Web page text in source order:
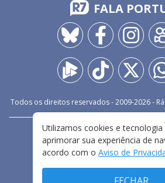
FALA
Todos os direitos reservados - 2009-2026-
FALE CONOSCO
TERMOS E CONDIÇÕES DE
Utilizamos cookies e tecnologia
aprimorar sua experiência de
acordo com o Aviso de